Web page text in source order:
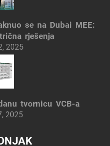
se na Dubai MEE:
rješenja
2025
tvornicu VCB-a
2025